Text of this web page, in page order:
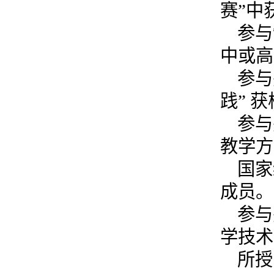
赛”中
参
中或
参
践” 获
参
教学
国
成员。
参
学技
所